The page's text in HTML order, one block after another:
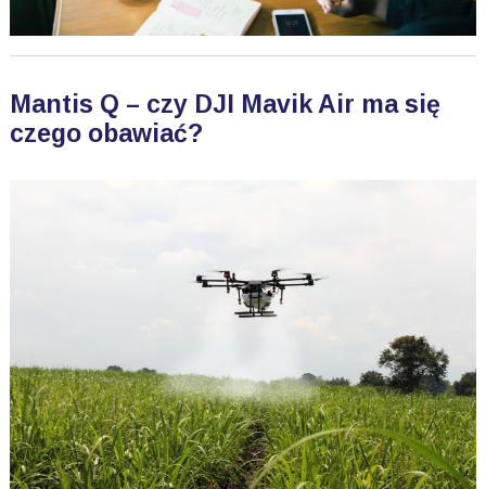
Mantis Q – czy DJI Mavik Air ma się
czego obawiać?